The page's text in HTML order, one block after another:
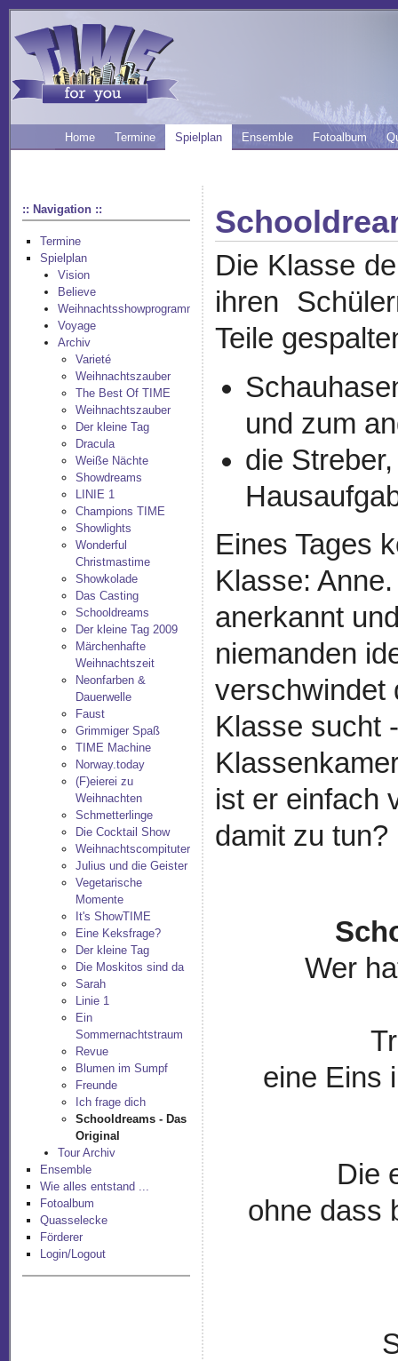
Home Termine Spielplan Ensemble Fotoalbum
:: Navigation ::
Termine
Spielplan
Vision
Believe
Weihnachtsshowprogramm
Voyage
Archiv
Varieté
Weihnachtszauber
The Best Of TIME
Weihnachtszauber
Der kleine Tag
Dracula
Weiße Nächte
Showdreams
LINIE 1
Champions TIME
Showlights
Wonderful
Christmastime
Showkolade
Das Casting
Schooldreams
Der kleine Tag 2009
Märchenhafte
Weihnachtszeit
Neonfarben &
Dauerwelle
Faust
Grimmiger Spaß
TIME Machine
Norway.today
(F)eierei zu
Weihnachten
Schmetterlinge
Die Cocktail Show
Weihnachtscompituter
Julius und die Geister
Vegetarische
Momente
It's ShowTIME
Eine Keksfrage?
Der kleine Tag
Die Moskitos sind da
Sarah
Linie 1
Ein
Sommernachtstraum
Revue
Blumen im Sumpf
Freunde
Ich frage dich
Schooldreams - Das
Original
Tour Archiv
Ensemble
Wie alles entstand ...
Fotoalbum
Quasselecke
Förderer
Login/Logout
Die Klasse
ihren
Teile
und zum
die
Eines Tages
Klasse:
anerkannt
niemanden
verschwindet
Klasse sucht
ist er einfach
damit zu tun?
Wer
eine Eins
Die
ohne dass